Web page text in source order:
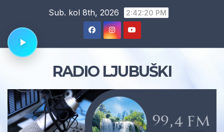
content
Sub. kol 8th, 2026 2:42:21 PM
RADIO LJUBUŠKI